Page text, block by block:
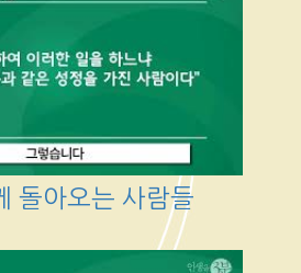
돌아오는 사람들